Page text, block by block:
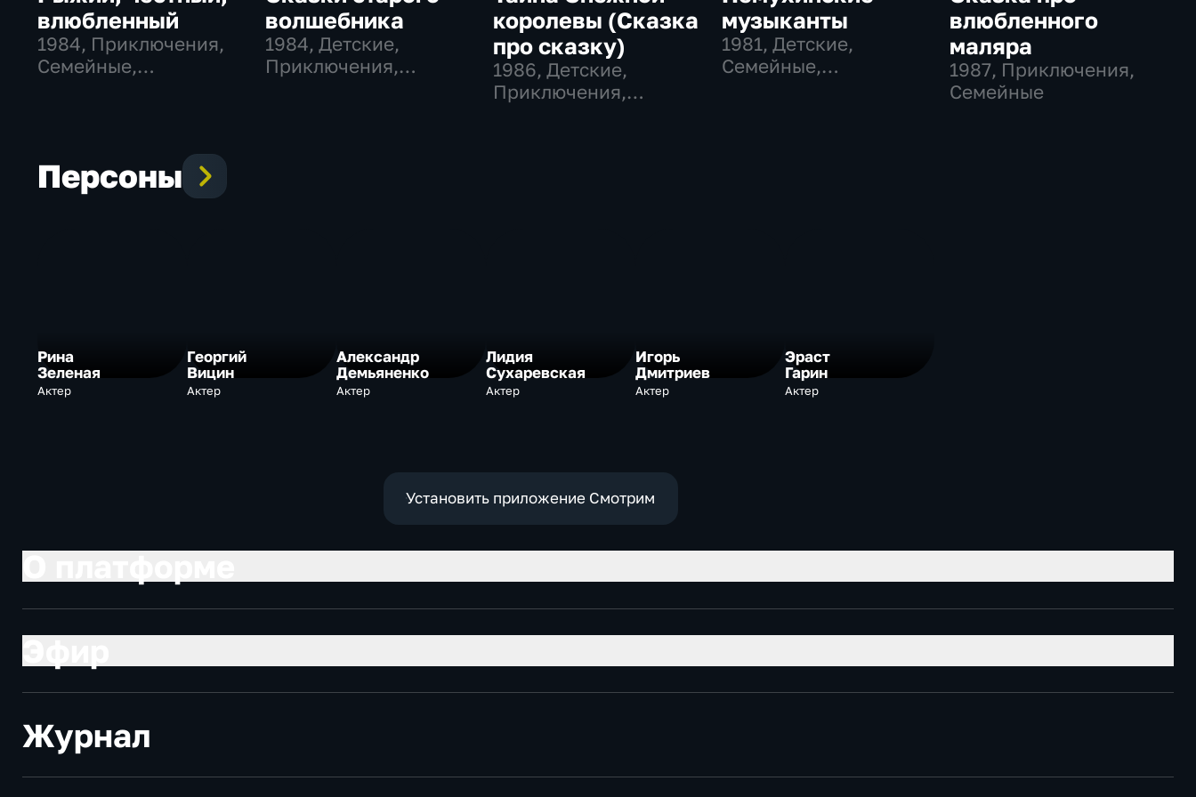
влюбленный
1984, Приключения,
Семейные,
волшебника
1984, Детские,
Приключения,
королевы (Сказка
про сказку)
1986, Детские,
Приключения,
музыканты
1981, Детские,
Семейные,
влюбленного
маляра
1987, Приключения,
Семейные
Персоны
Рина
Зеленая
Актер
Георгий
Вицин
Актер
Александр
Демьяненко
Актер
Лидия
Сухаревская
Актер
Игорь
Дмитриев
Актер
Эраст
Гарин
Актер
Установить приложение Смотрим
Журнал